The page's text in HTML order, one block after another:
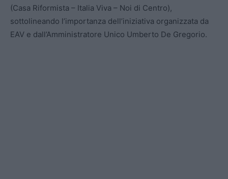
(Casa Riformista – Italia Viva – Noi di Centro),
sottolineando l’importanza dell’iniziativa organizzata da
EAV e dall’Amministratore Unico Umberto De Gregorio.